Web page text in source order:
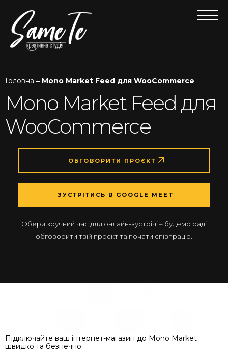
Головна – Mono Market Feed для WooCommerce
Mono Market Feed для
WooCommerce
ОБГОВОРИТИ ПРОЄКТ
ЗУСТРІТИСЬ В GOOGLE MEET
Обери зручний час для онлайн-зустрічі – будемо раді
обговорити твій проєкт та почати співпрацю.
Підключайте ваш інтернет-магазин до Mono Market
швидко та безпечно.